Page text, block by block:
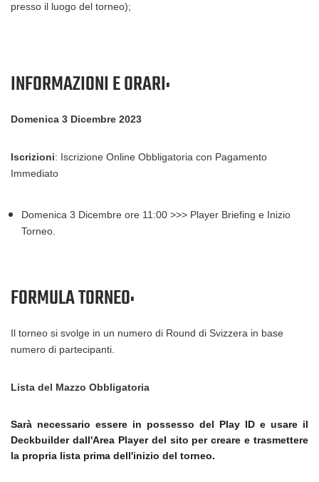
presso il luogo del torneo);
INFORMAZIONI E ORARI:
Domenica 3 Dicembre 2023
Iscrizioni: Iscrizione Online Obbligatoria con Pagamento
Immediato
Domenica 3 Dicembre ore 11:00 >>> Player Briefing e Inizio
Torneo.
FORMULA TORNEO:
Il torneo si svolge in un numero di Round di Svizzera in base
numero di partecipanti.
Lista del Mazzo Obbligatoria
Sarà necessario essere in possesso del Play ID e usare il
Deckbuilder dall'Area Player del sito per creare e trasmettere
la propria lista prima dell'inizio del torneo.